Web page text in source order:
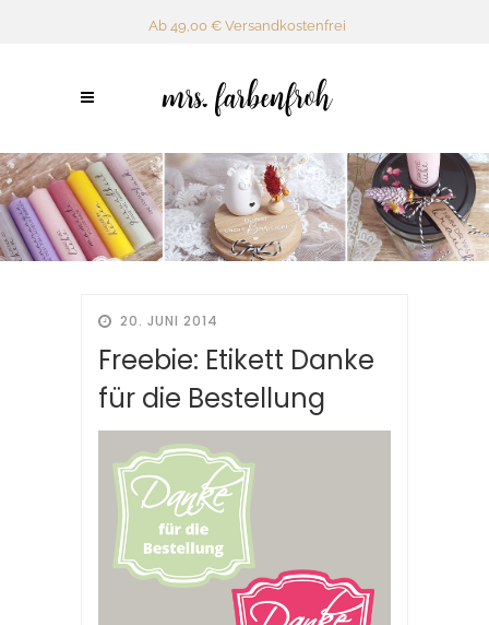
Ab 49,00 € Versandkostenfrei
20. JUNI 2014
Freebie: Etikett Danke
für die Bestellung